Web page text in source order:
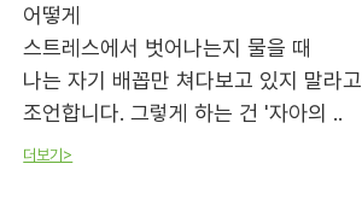
어떻게
스트레스에서 벗어나는지 물을 때
나는 자기 배꼽만 쳐다보고 있지 말라고
조언합니다. 그렇게 하는 건 '자아의 ..
더보기>